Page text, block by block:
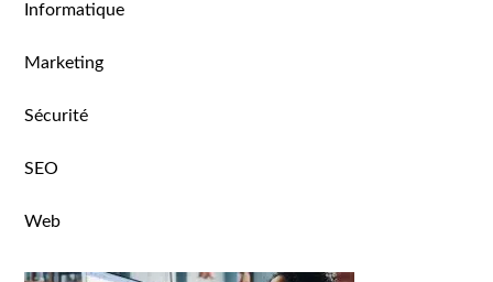
Informatique
Marketing
Sécurité
SEO
Web